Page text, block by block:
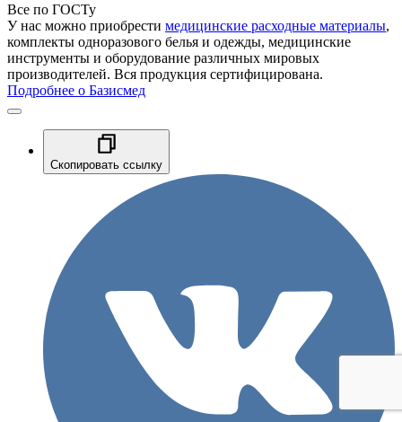
Все по ГОСТу
У нас можно приобрести медицинские расходные материалы,
комплекты одноразового белья и одежды, медицинские
инструменты и оборудование различных мировых
производителей. Вся продукция сертифицирована.
Подробнее о Базисмед
Скопировать ссылку